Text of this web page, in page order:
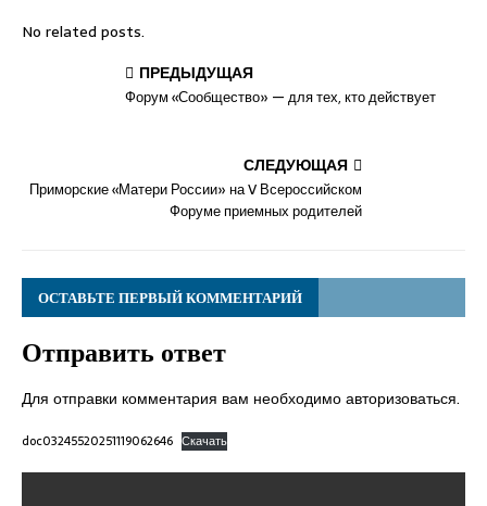
No related posts.
ПРЕДЫДУЩАЯ
Форум «Сообщество» — для тех, кто действует
СЛЕДУЮЩАЯ
Приморские «Матери России» на V Всероссийском
Форуме приемных родителей
ОСТАВЬТЕ ПЕРВЫЙ КОММЕНТАРИЙ
Отправить ответ
Для отправки комментария вам необходимоавторизоваться.
doc03245520251119062646 Скачать